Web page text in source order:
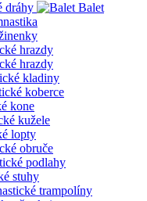
dráhy
Balet
hrazdy
hrazdy
kladiny
koberce
kone
kužele
lopty
obruče
podlahy
stuhy
trampolíny